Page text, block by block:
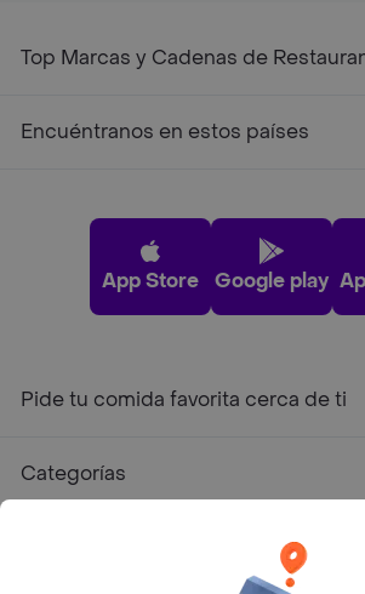
Top Marcas y Cadenas de
Encuéntranos en estos países
App Store Google play
Pide tu comida favorita cerca de ti
Categorías